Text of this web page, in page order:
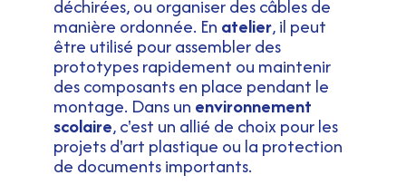
déchirées, ou organiser des câbles de
manière ordonnée. En atelier, il peut
être utilisé pour assembler des
prototypes rapidement ou maintenir
des composants en place pendant le
montage. Dans un environnement
scolaire, c'est un allié de choix pour les
projets d'art plastique ou la protection
de documents importants.